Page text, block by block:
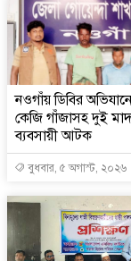
নওগাঁয় ডিবির
কেজি গাঁজাসহ দুই
ব্যবসায়ী আটক
বুধবার, ৫ অগাস্ট, ২০২৬